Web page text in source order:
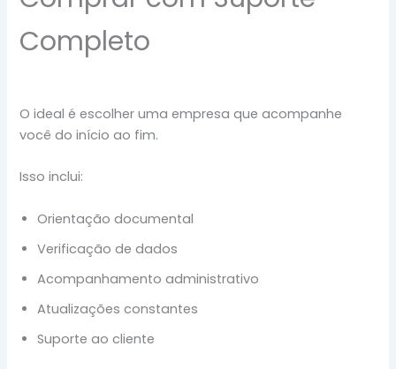
Completo
O ideal é escolher uma empresa que acompanhe
você do início ao fim.
Isso inclui:
Orientação documental
Verificação de dados
Acompanhamento administrativo
Atualizações constantes
Suporte ao cliente